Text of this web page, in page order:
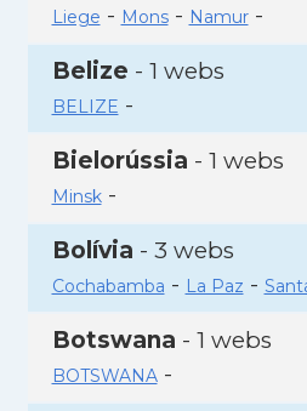
Liege - Mons- Namur-
Belize - 1 webs
BELIZE -
Bielorússia - 1 webs
Minsk-
Bolívia - 3 webs
Cochabamba - La Paz -
Botswana - 1 webs
BOTSWANA-